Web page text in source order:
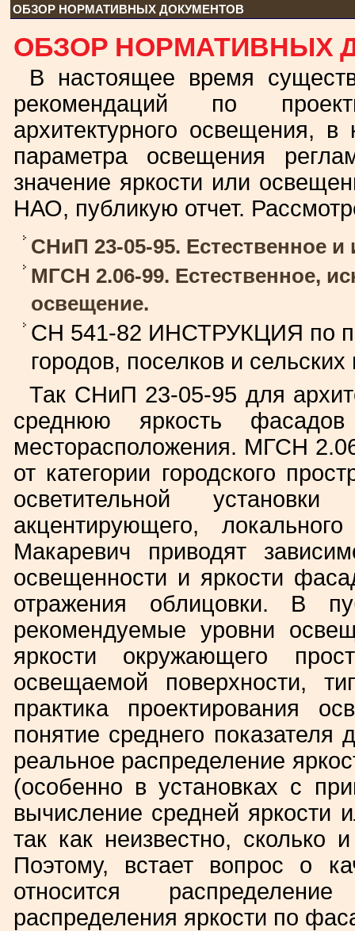
ОБЗОР НОРМАТИВНЫХ ДОКУМЕНТОВ
ОБЗОР НОРМАТИВНЫХ
В настоящее время
рекомендаций по
архитектурного освещения, в
параметра освещения
значение яркости или
НАО, публикую отчет.
СНиП 23-05-95. Естественное и
МГСН 2.06-99. Естественное,
освещение.
СН 541-82 ИНСТРУКЦИЯ по
городов, поселков и
Так СНиП 23-05-95 для
среднюю яркость
месторасположения. МГСН
от категории городского
осветительной
акцентирующего,
Макаревич приводят
освещенности и яркости
отражения облицовки. В
рекомендуемые уровни
яркости окружающего
освещаемой поверхности,
практика проектирования
понятие среднего
реальное распределение
(особенно в установках с
вычисление средней яркости
так как неизвестно, сколько
Поэтому, встает вопрос о
относится
распределения яркости по